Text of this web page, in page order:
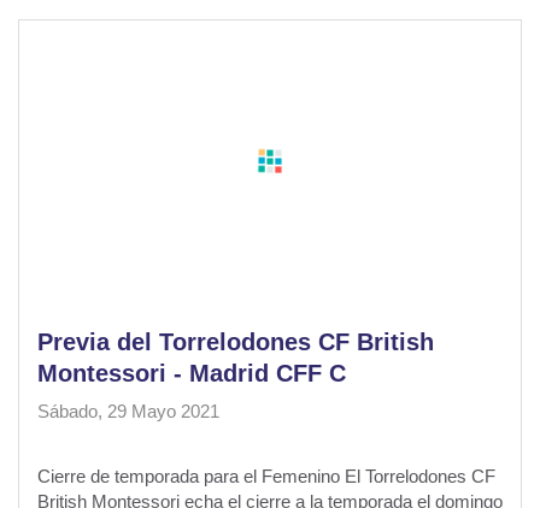
Previa del Torrelodones CF British
Montessori - Madrid CFF C
Sábado, 29 Mayo 2021
Cierre de temporada para el Femenino El Torrelodones CF
British Montessori echa el cierre a la temporada el domingo